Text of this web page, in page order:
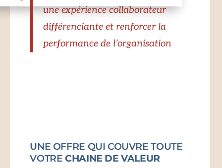
une expérience collaborateur
différenciante et renforcer la
performance de l’organisation
UNE OFFRE QUI COUVRE TOUTE
VOTRECHAINE DE VALEUR